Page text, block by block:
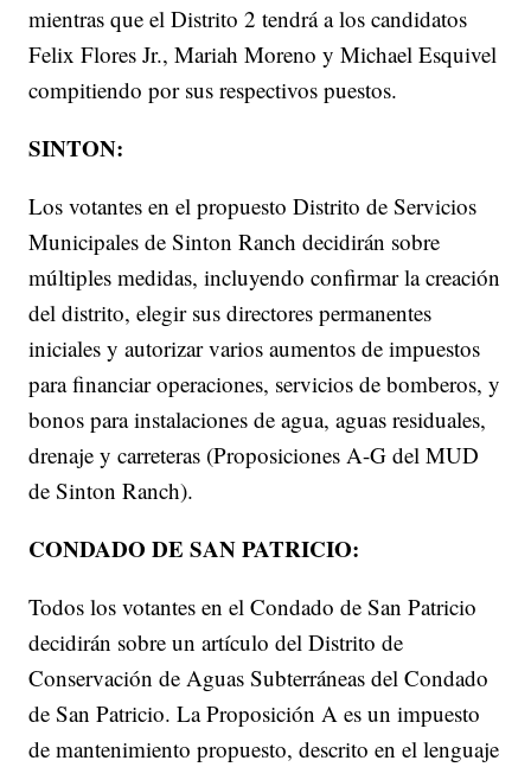
mientras que el Distrito 2 tendrá a los candidatos
Felix Flores Jr., Mariah Moreno y Michael Esquivel
compitiendo por sus respectivos puestos.
SINTON:
Los votantes en el propuesto Distrito de Servicios
Municipales de Sinton Ranch decidirán sobre
múltiples medidas, incluyendo confirmar la creación
del distrito, elegir sus directores permanentes
iniciales y autorizar varios aumentos de impuestos
para financiar operaciones, servicios de bomberos, y
bonos para instalaciones de agua, aguas residuales,
drenaje y carreteras (Proposiciones A-G del MUD
de Sinton Ranch).
CONDADO DE SAN PATRICIO:
Todos los votantes en el Condado de San Patricio
decidirán sobre un artículo del Distrito de
Conservación de Aguas Subterráneas del Condado
de San Patricio. La Proposición A es un impuesto
de mantenimiento propuesto, descrito en el lenguaje